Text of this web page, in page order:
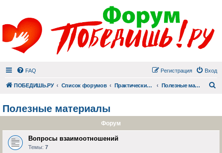
FAQ Вход
Регистрация
ПОБЕДИШЬ.РУ Список форумов Практический раздел Полезные материалы
Полезные материалы
Форум
Вопросы взаимоотношений
Темы: 7